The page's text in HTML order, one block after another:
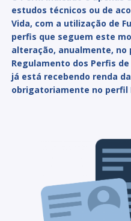
estudos técnicos ou de
Vida, com a utilização de
perfis que seguem este
alteração, anualmente, no
Regulamento dos Perfis
já está recebendo renda
obrigatoriamente no perfil